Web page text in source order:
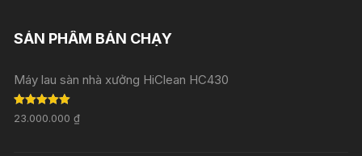
SẢN PHẨM BÁN CHẠY
Máy lau sàn nhà xưởng HiClean HC430
Rated5.00
out of 5
23.000.000₫